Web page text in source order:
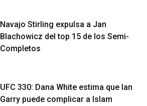
Navajo Stirling expulsa a Jan
Blachowicz del top 15 de los Semi-
Completos
UFC 330: Dana White estima que Ian
Garry puede complicar a Islam